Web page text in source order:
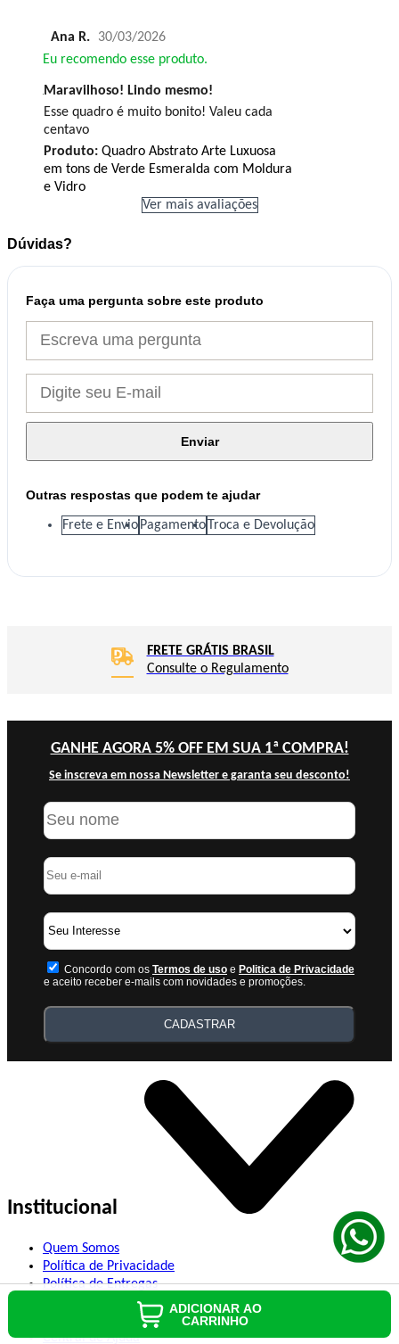
Ana R.
30/03/2026
Eu recomendo esse produto.
Maravilhoso! Lindo mesmo!
Esse quadro é muito bonito! Valeu cada
centavo
Produto: Quadro Abstrato Arte Luxuosa
em tons de Verde Esmeralda com Moldura
e Vidro
Ver mais avaliações
Dúvidas?
Faça uma pergunta sobre este produto
Enviar
Outras respostas que podem te ajudar
Frete e Envio Pagamento Troca e Devolução
FRETE GRÁTIS BRASIL
Consulte o Regulamento
GANHE AGORA 5% OFF EM SUA 1ª COMPRA!
Se inscreva em nossa Newsletter e garanta seu desconto!
Concordo com os Termos de uso e Politica de Privacidade
e aceito receber e-mails com novidades e promoções.
CADASTRAR
Institucional
Quem Somos
Política de Privacidade
Política de Entregas
Central de Ajuda
ADICIONAR AO
CARRINHO